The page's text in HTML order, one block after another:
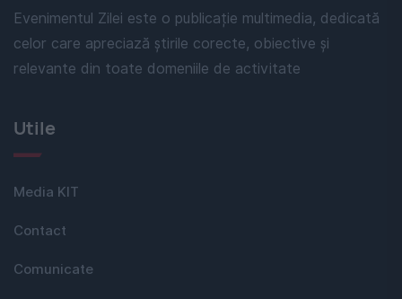
Evenimentul Zilei este o publicație multimedia, dedicată
celor care apreciază știrile corecte, obiective și
relevante din toate domeniile de activitate
Utile
Media KIT
Contact
Comunicate